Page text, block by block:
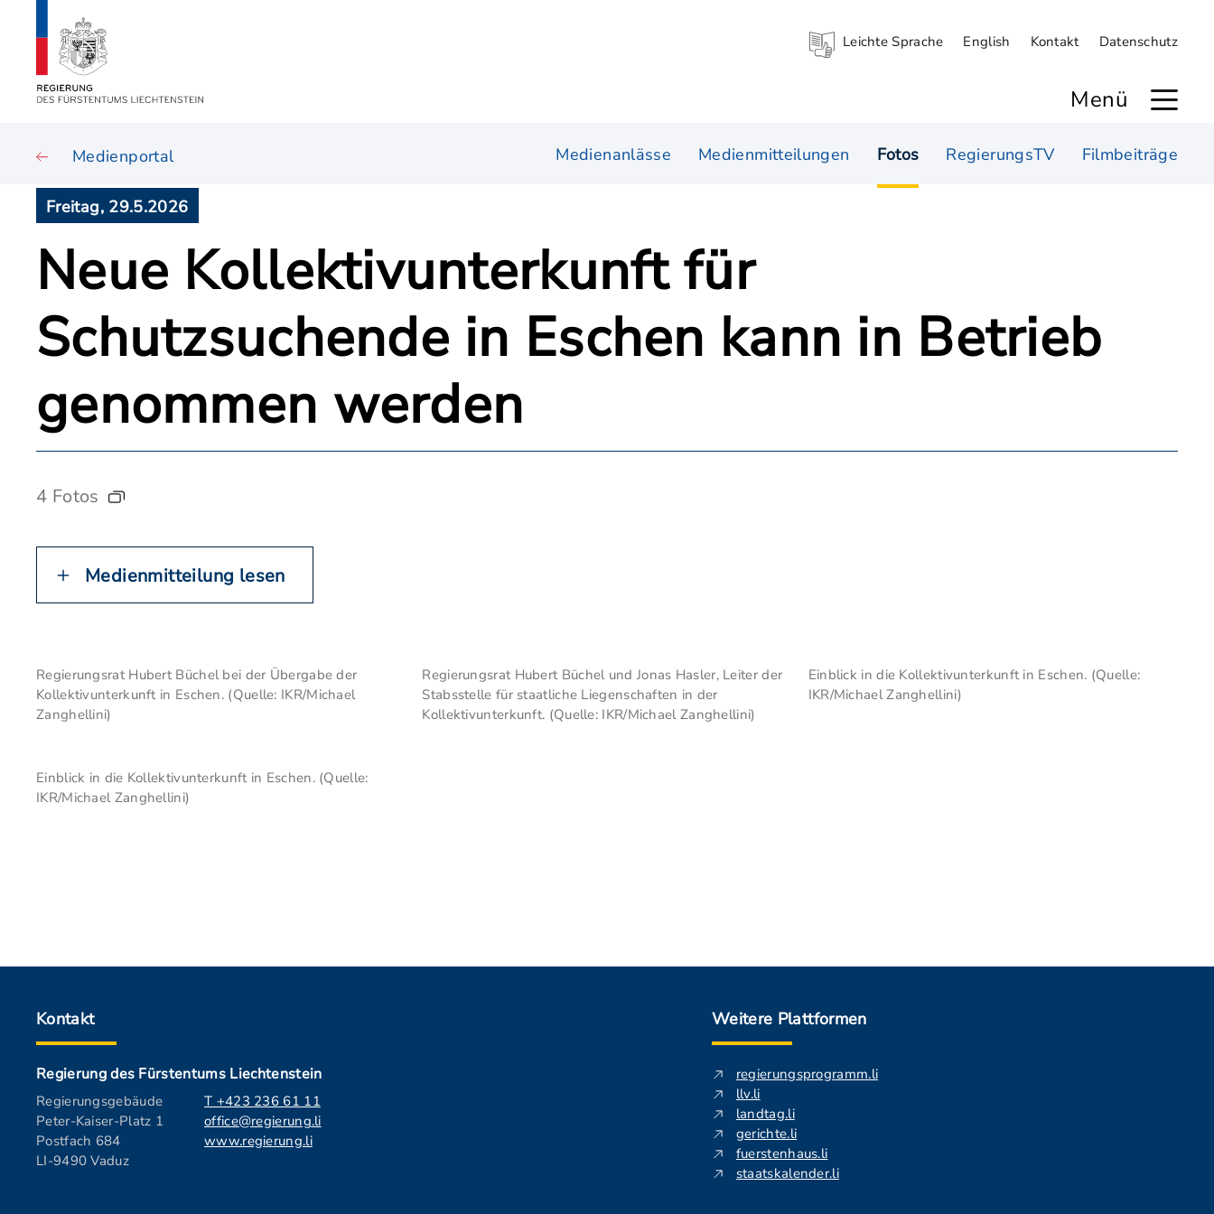
Leichte Sprache English Kontakt Datenschutz
Menü
Medienportal Medienanlässe Medienmitteilungen Fotos RegierungsTV Filmbeiträge
Freitag, 29.5.2026
Neue Kollektivunterkunft für
Schutzsuchende in Eschen kann in Betrieb
genommen werden
4 Fotos
Medienmitteilung lesen
Regierungsrat Hubert Büchel bei der Übergabe der
Kollektivunterkunft in Eschen. (Quelle: IKR/Michael
Zanghellini)
Regierungsrat Hubert Büchel und Jonas Hasler, Leiter der
Stabsstelle für staatliche Liegenschaften in der
Kollektivunterkunft. (Quelle: IKR/Michael Zanghellini)
Einblick in die Kollektivunterkunft in Eschen. (Quelle:
IKR/Michael Zanghellini)
Einblick in die Kollektivunterkunft in Eschen. (Quelle:
IKR/Michael Zanghellini)
Kontakt
Regierung des Fürstentums Liechtenstein
Regierungsgebäude
Peter-Kaiser-Platz 1
Postfach 684
LI-9490 Vaduz
T +423 236 61 11
office@regierung.li
www.regierung.li
Weitere Plattformen
regierungsprogramm.li
llv.li
landtag.li
gerichte.li
fuerstenhaus.li
staatskalender.li